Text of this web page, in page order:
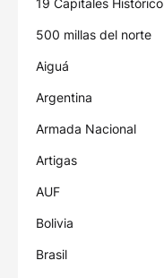
500 millas del norte
Aiguá
Argentina
Armada Nacional
Artigas
AUF
Bolivia
Brasil